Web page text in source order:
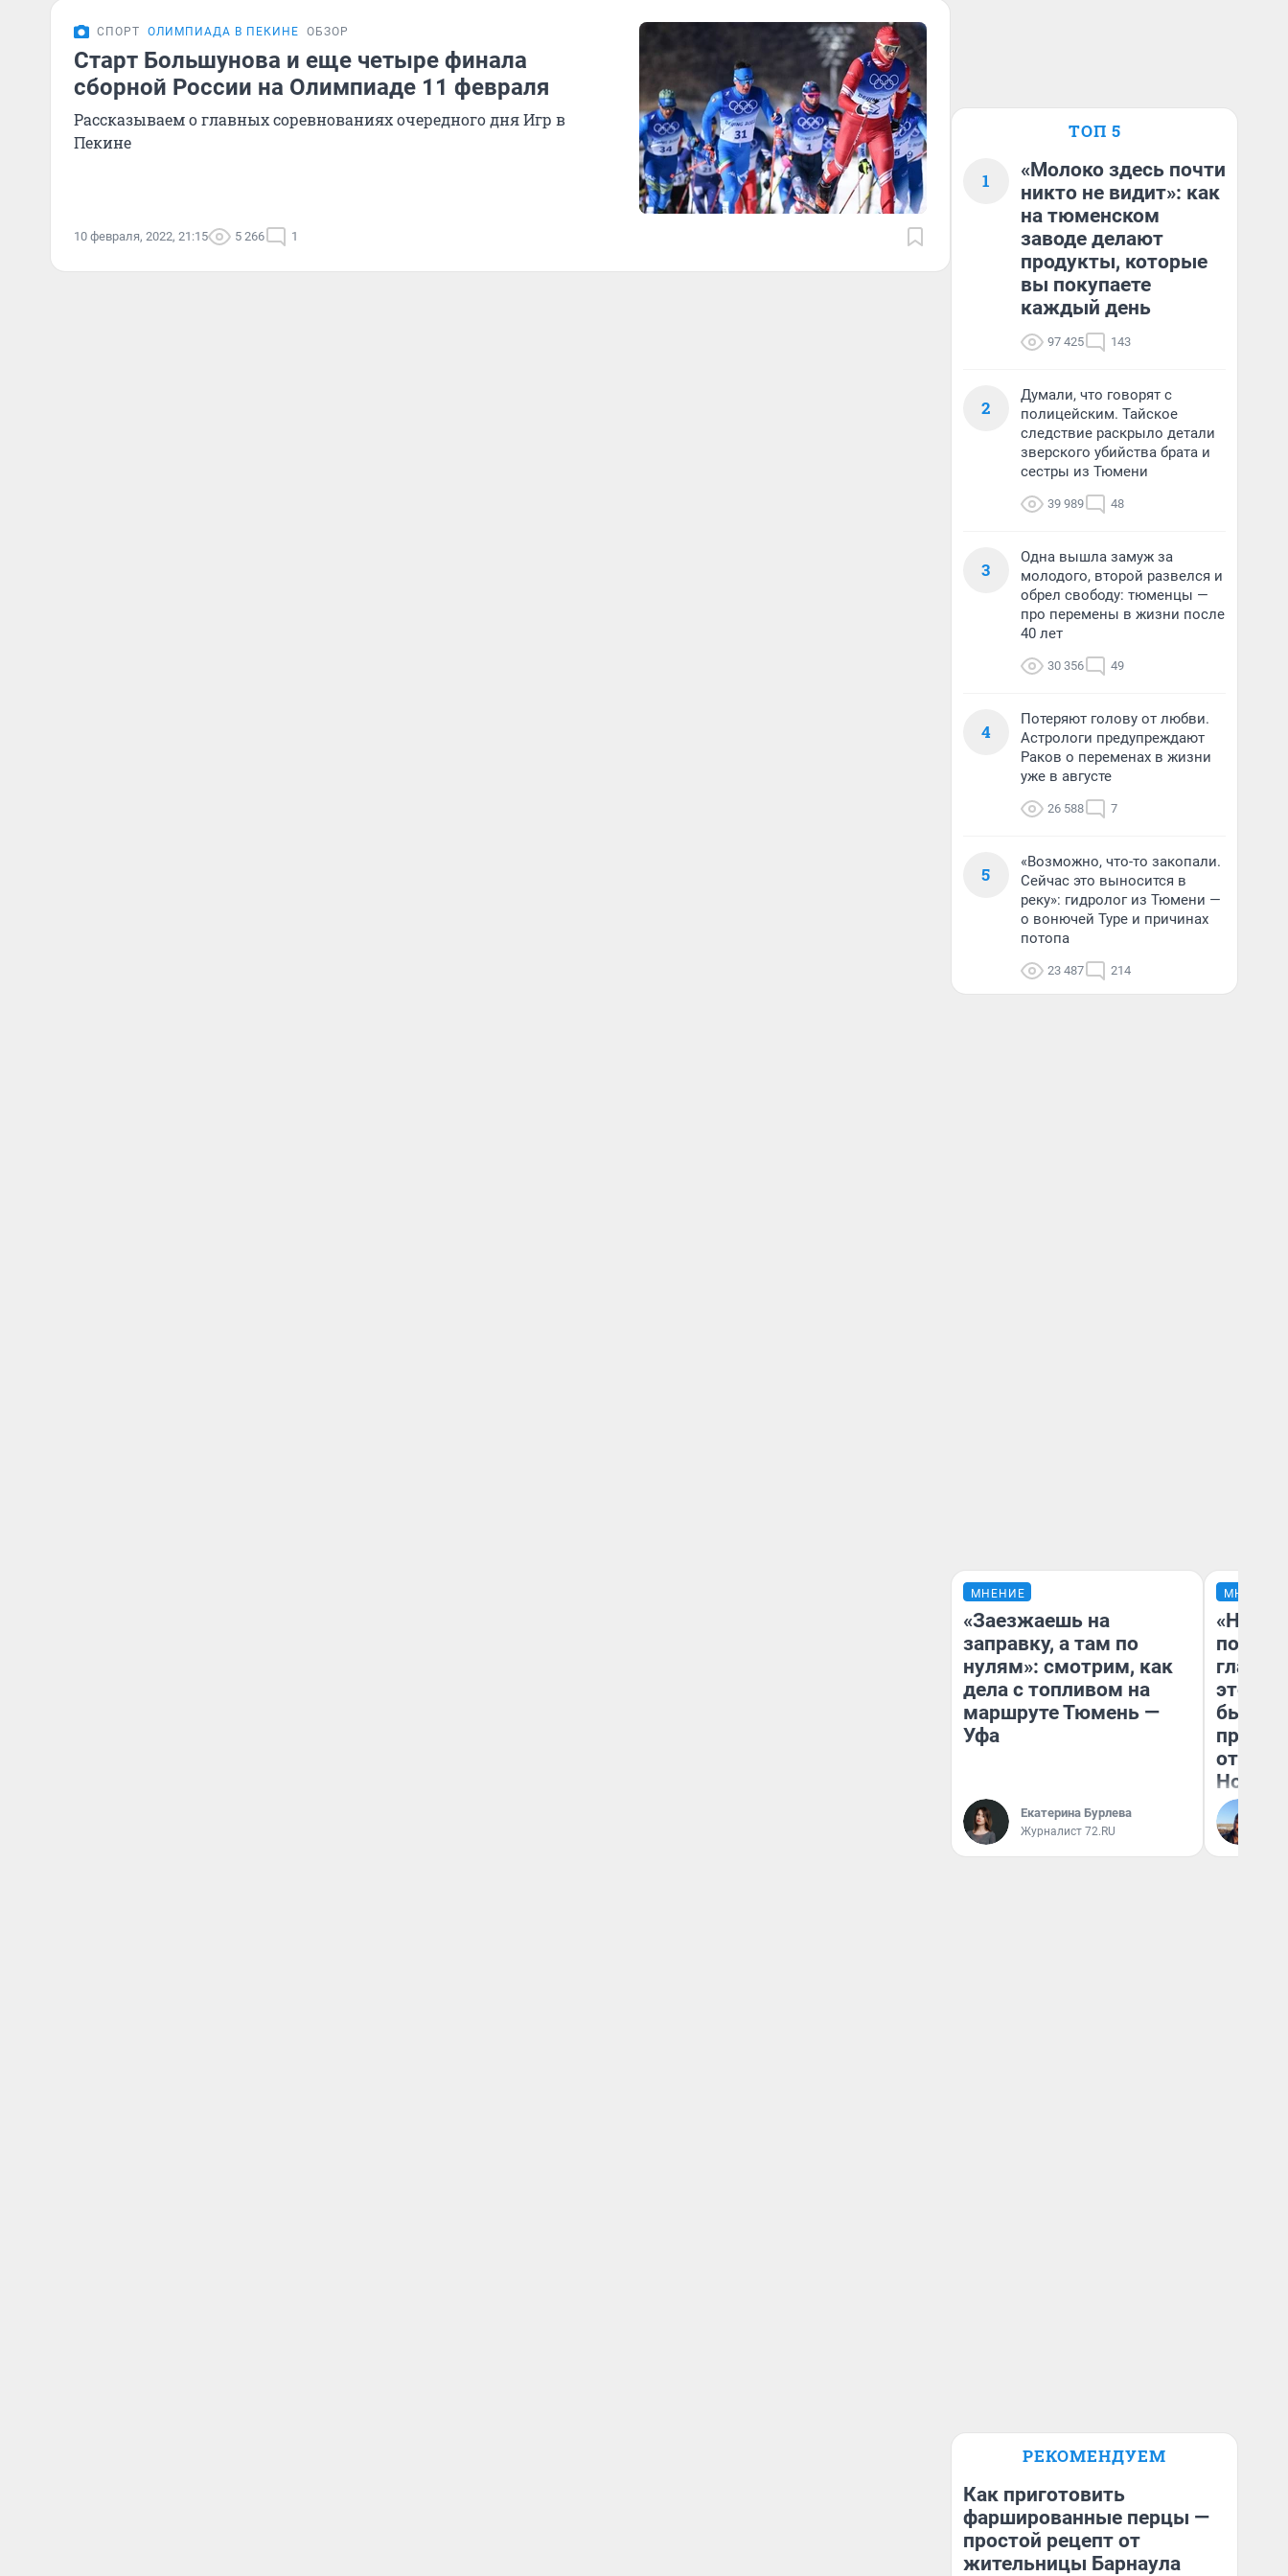
СПОРТ ОЛИМПИАДА В ПЕКИНЕ ОБЗОР
Старт Большунова и еще четыре финала
сборной России на Олимпиаде 11 февраля
Рассказываем о главных соревнованиях очередного дня Игр в
Пекине
10 февраля, 2022, 21:15 5 266 1
ТОП 5
1
«Молоко здесь почти
никто не видит»: как
на тюменском
заводе делают
продукты, которые
вы покупаете
каждый день
97 425 143
2
Думали, что говорят с
полицейским. Тайское
следствие раскрыло детали
зверского убийства брата и
сестры из Тюмени
39 989 48
3
Одна вышла замуж за
молодого, второй развелся и
обрел свободу: тюменцы —
про перемены в жизни после
40 лет
30 356 49
4
Потеряют голову от любви.
Астрологи предупреждают
Раков о переменах в жизни
уже в августе
26 588 7
5
«Возможно, что-то закопали.
Сейчас это выносится в
реку»: гидролог из Тюмени —
о вонючей Туре и причинах
потопа
23 487 214
МНЕНИЕ
«Заезжаешь на
заправку, а там по
нулям»: смотрим, как
дела с топливом на
маршруте Тюмень —
Уфа
Екатерина Бурлева
Журналист 72.RU
МНЕНИЕ
этого
бьет
отзыв
Нолана
РЕКОМЕНДУЕМ
Как приготовить
фаршированные перцы —
простой рецепт от
жительницы Барнаула